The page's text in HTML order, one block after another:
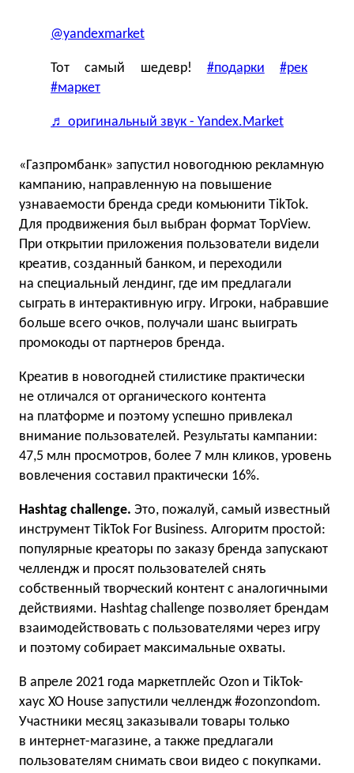
@yandexmarket
Тот самый шедевр! #подарки
#рек
#маркет
♬ оригинальный звук - Yandex.Market
«Газпромбанк» запустил новогоднюю рекламную
кампанию, направленную на повышение
узнаваемости бренда среди комьюнити TikTok.
Для продвижения был выбран формат TopView.
При открытии приложения пользователи видели
креатив, созданный банком, и переходили
на специальный лендинг, где им предлагали
сыграть в интерактивную игру. Игроки, набравшие
больше всего очков, получали шанс выиграть
промокоды от партнеров бренда.
Креатив в новогодней стилистике практически
не отличался от органического контента
на платформе и поэтому успешно привлекал
внимание пользователей. Результаты кампании:
47,5 млн просмотров, более 7 млн кликов, уровень
вовлечения составил практически 16%.
Hashtag challenge. Это, пожалуй, самый известный
инструмент TikTok For Business. Алгоритм простой:
популярные креаторы по заказу бренда запускают
челлендж и просят пользователей снять
собственный творческий контент с аналогичными
действиями. Hashtag challenge позволяет брендам
взаимодействовать с пользователями через игру
и поэтому собирает максимальные охваты.
В апреле 2021 года маркетплейс Ozon и TikTok-
хаус XO House запустили челлендж #ozonzondom.
Участники месяц заказывали товары только
в интернет-магазине, а также предлагали
пользователям снимать свои видео c покупками.